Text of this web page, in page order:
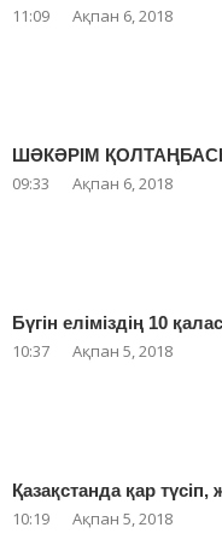
11:09 Ақпан 6, 2018
ШӘКӘРІМ
09:33 Ақпан 6, 2018
Бүгін еліміздің 10
10:37 Ақпан 5, 2018
Қазақстанда қар түсіп,
10:19 Ақпан 5, 2018